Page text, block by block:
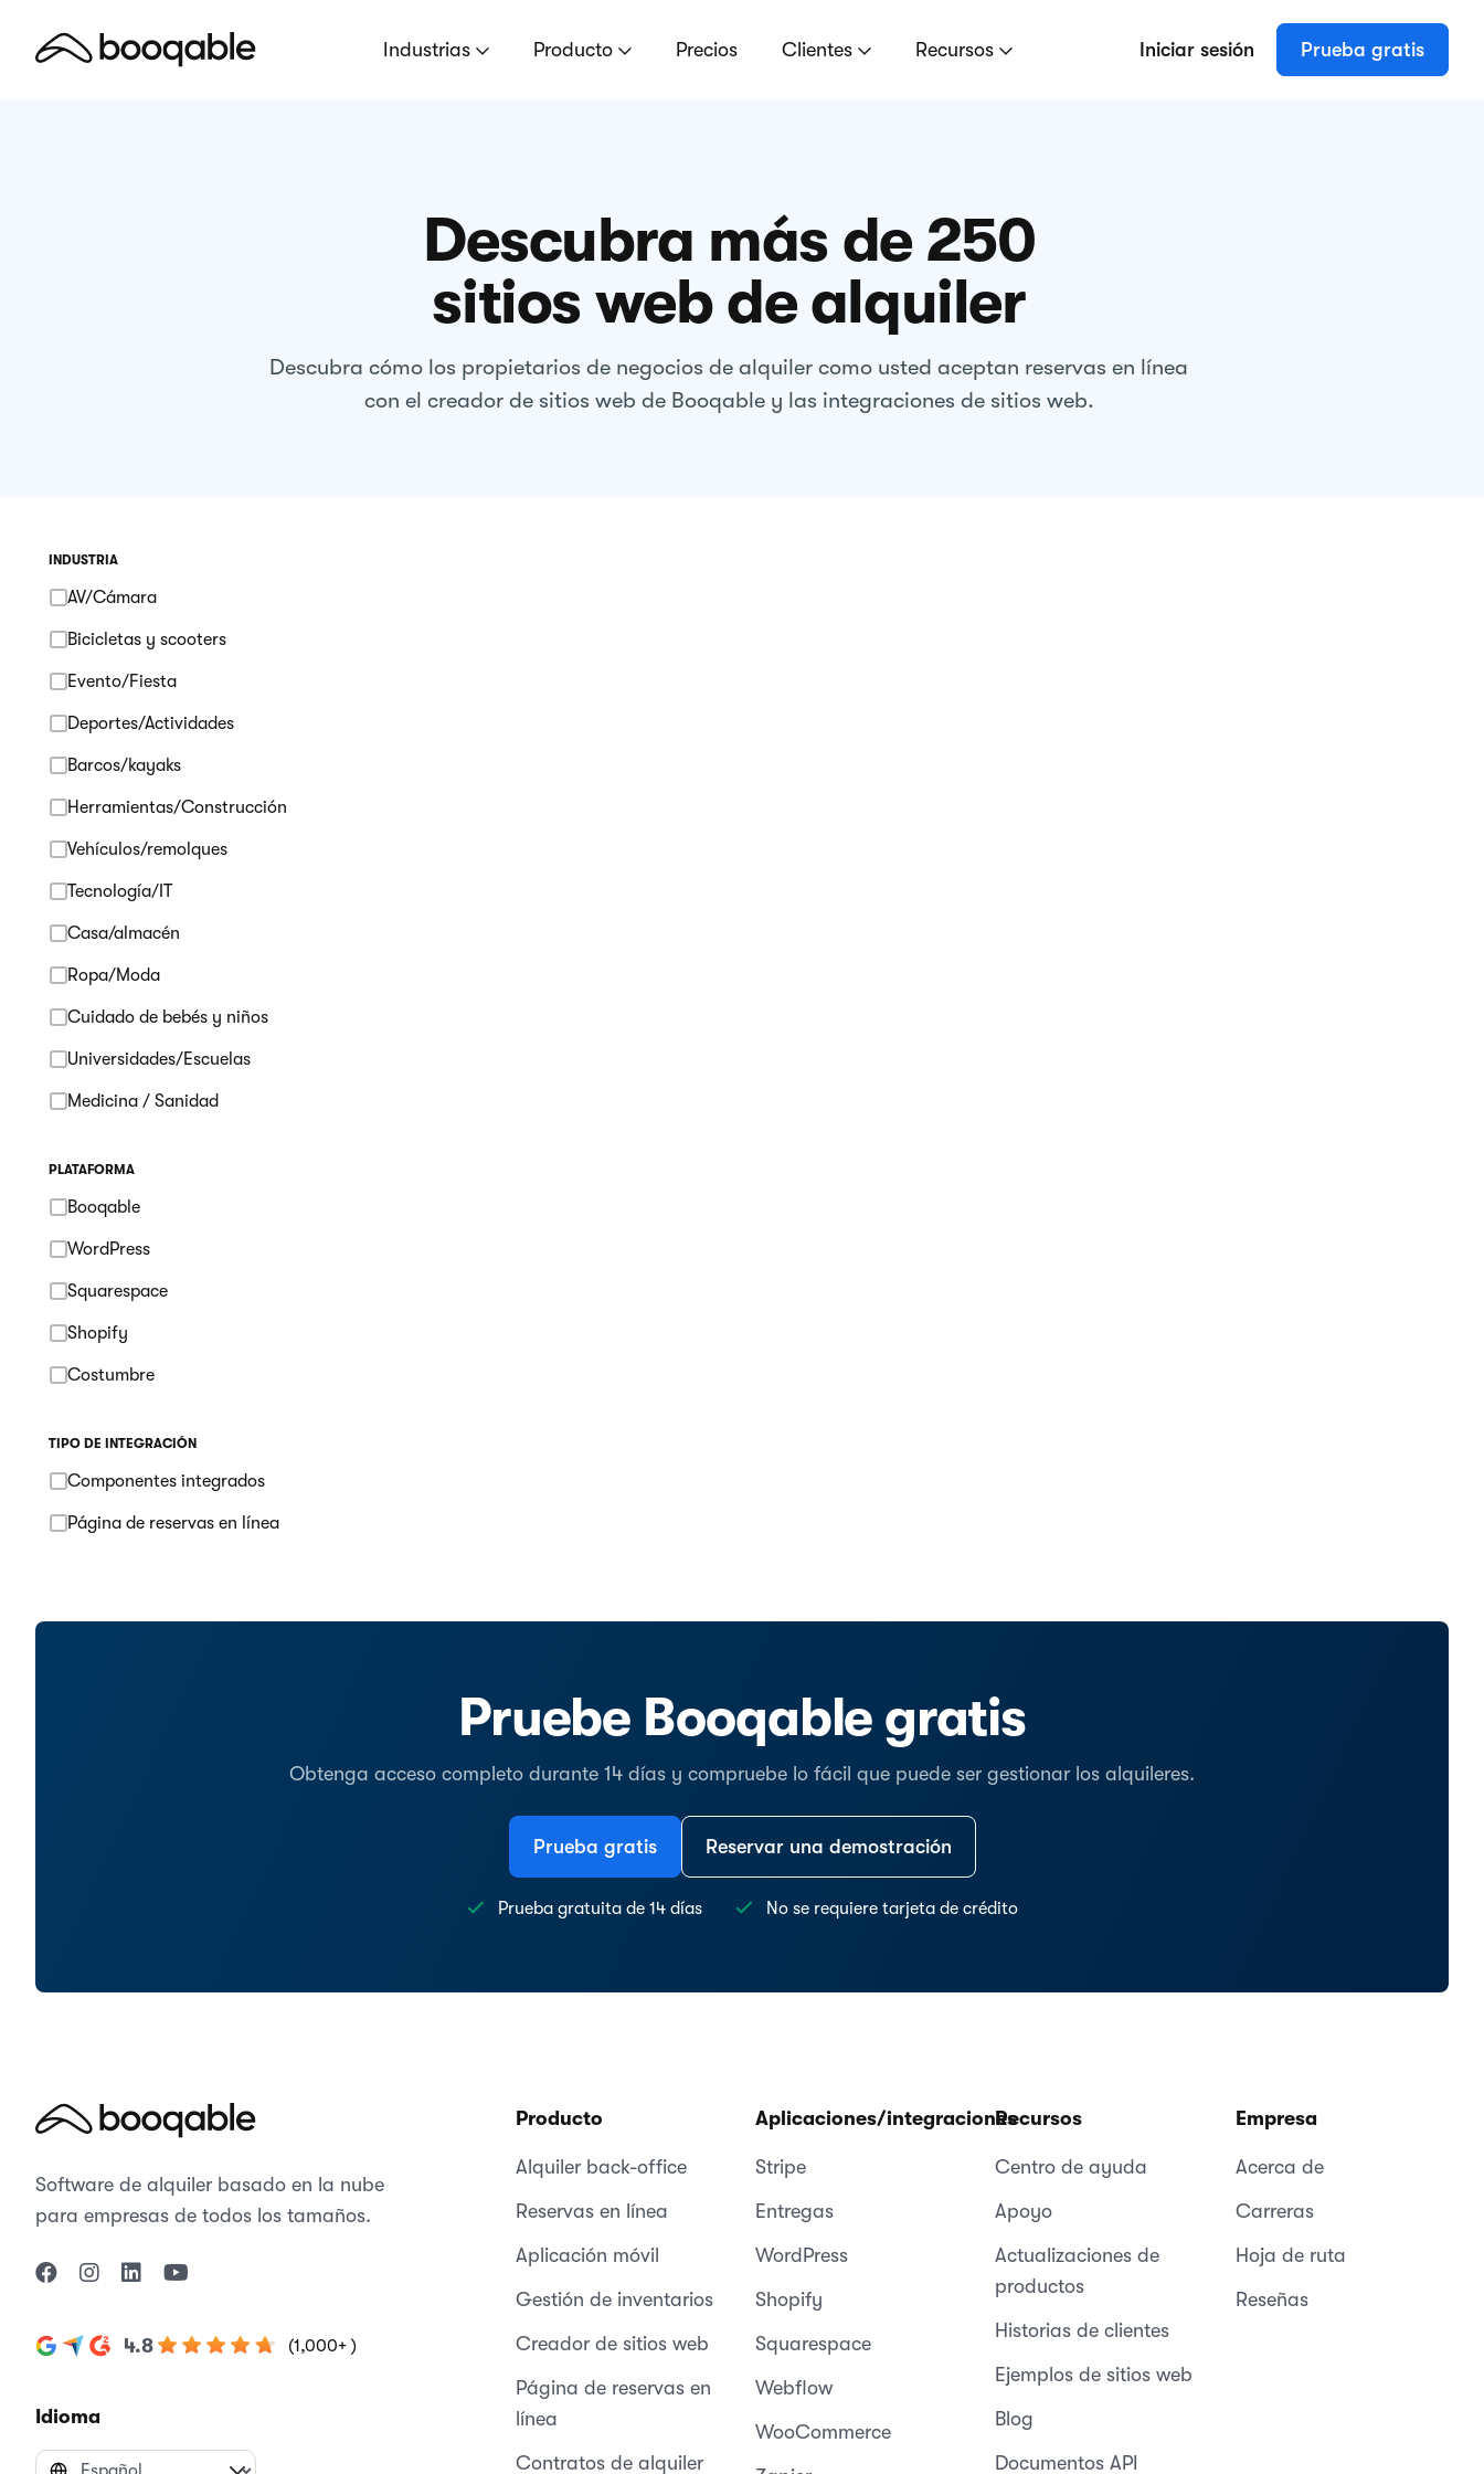
Industrias Producto Precios Clientes Recursos Iniciar sesión Prueba gratis
Descubra más de 250
sitios web de alquiler
Descubra cómo los propietarios de negocios de alquiler como usted aceptan reservas en línea
con el creador de sitios web de Booqable y las integraciones de sitios web.
INDUSTRIA
AV/Cámara
Bicicletas y scooters
Evento/Fiesta
Deportes/Actividades
Barcos/kayaks
Herramientas/Construcción
Vehículos/remolques
Tecnología/IT
Casa/almacén
Ropa/Moda
Cuidado de bebés y niños
Universidades/Escuelas
Medicina / Sanidad
PLATAFORMA
Booqable
WordPress
Squarespace
Shopify
Costumbre
TIPO DE INTEGRACIÓN
Componentes integrados
Página de reservas en línea
Pruebe Booqable gratis
Obtenga acceso completo durante 14 días y compruebe lo fácil que puede ser gestionar los alquileres.
Prueba gratis Reservar una demostración
Prueba gratuita de 14 días No se requiere tarjeta de crédito
Software de alquiler basado en la nube
para empresas de todos los tamaños.
4.8 (1,000+ )
Idioma
Producto
Alquiler back-office
Reservas en línea
Aplicación móvil
Gestión de inventarios
Creador de sitios web
Página de reservas en
línea
Contratos de alquiler
Aplicaciones/integraciones
Stripe
Entregas
WordPress
Shopify
Squarespace
Webflow
WooCommerce
Recursos
Centro de ayuda
Apoyo
Actualizaciones de
productos
Historias de clientes
Ejemplos de sitios web
Blog
Documentos API
Empresa
Acerca de
Carreras
Hoja de ruta
Reseñas